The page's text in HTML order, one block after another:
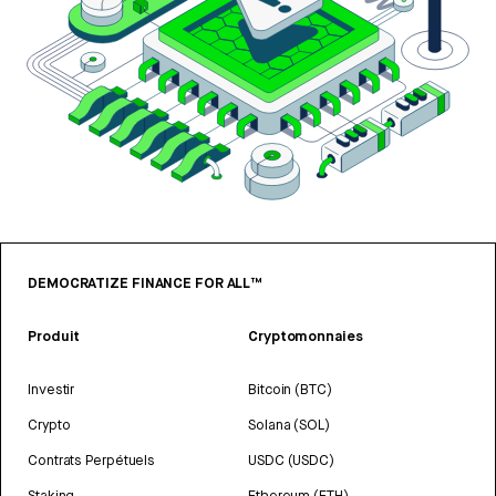
DEMOCRATIZE FINANCE FOR ALL™
Produit
Investir
Crypto
Contrats Perpétuels
Cryptomonnaies
Bitcoin (BTC)
Solana (SOL)
USDC (USDC)